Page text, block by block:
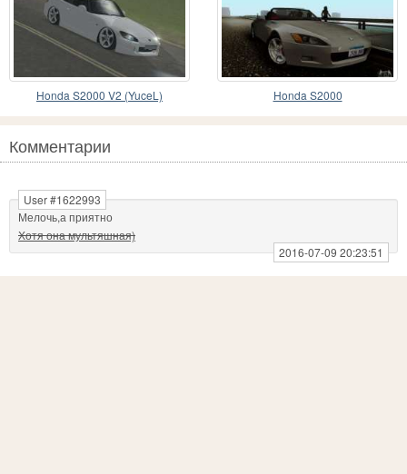
Honda S2000 V2 (YuceL) Honda S2000
Комментарии
Мелочь,а приятно
Хотя она мультяшная)
User #1622993
2016-07-09 20:23:51